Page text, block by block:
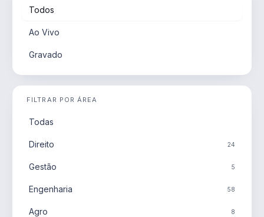
Todos
Ao Vivo
Gravado
FILTRAR POR ÁREA
Todas
Direito 24
Gestão 5
Engenharia 58
Agro 8